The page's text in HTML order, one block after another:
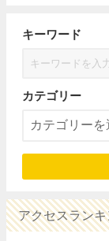
キーワード
カテゴリー
アクセスランキ